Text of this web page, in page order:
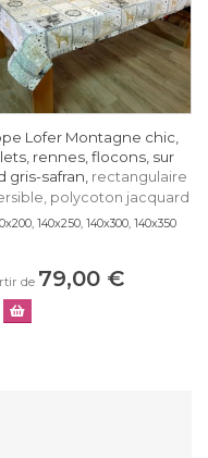
Lofer Montagne chic,
rennes, flocons, sur
gris-safran, rectangulaire
polycoton jacquard
140x250, 140x300, 140x350
de 79,00 €